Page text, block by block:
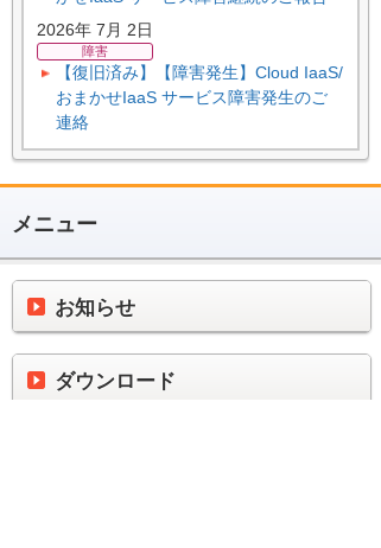
2026年 7月 2日
障害
【復旧済み】【障害発生】Cloud IaaS/
おまかせIaaS サービス障害発生のご
連絡
メニュー
お知らせ
ダウンロード